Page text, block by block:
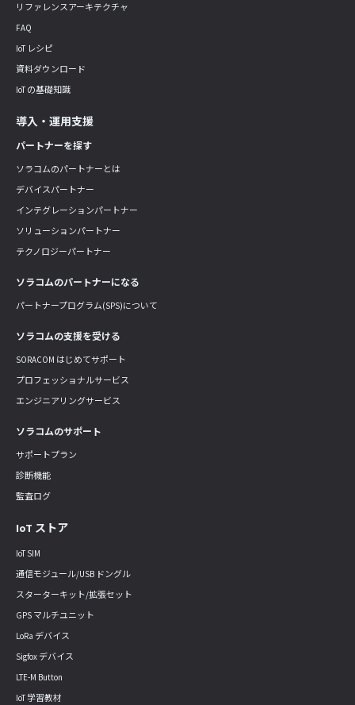
リファレンスアーキテクチャ
FAQ
IoT レシピ
資料ダウンロード
IoT の基礎知識
導入・運用支援
パートナーを探す
ソラコムのパートナーとは
デバイスパートナー
インテグレーションパートナー
ソリューションパートナー
テクノロジーパートナー
ソラコムのパートナーになる
パートナープログラム(SPS)について
ソラコムの支援を受ける
SORACOM はじめてサポート
プロフェッショナルサービス
エンジニアリングサービス
ソラコムのサポート
サポートプラン
診断機能
監査ログ
IoT ストア
IoT SIM
通信モジュール/USB ドングル
スターターキット/拡張セット
GPS マルチユニット
LoRa デバイス
Sigfox デバイス
LTE-M Button
IoT 学習教材